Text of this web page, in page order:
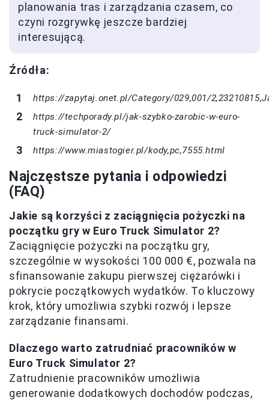
planowania tras i zarządzania czasem, co
czyni rozgrywkę jeszcze bardziej
interesującą.
Źródła:
https://zapytaj.onet.pl/Category/029,001/
https://techporady.pl/jak-szybko-zarobic-w-euro-
truck-simulator-2/
https://www.miastogier.pl/kody,pc,7555.html
Najczęstsze pytania i odpowiedzi
(FAQ)
Jakie są korzyści z zaciągnięcia pożyczki na
początku gry w Euro Truck Simulator 2?
Zaciągnięcie pożyczki na początku gry,
szczególnie w wysokości 100 000 €, pozwala na
sfinansowanie zakupu pierwszej ciężarówki i
pokrycie początkowych wydatków. To kluczowy
krok, który umożliwia szybki rozwój i lepsze
zarządzanie finansami.
Dlaczego warto zatrudniać pracowników w
Euro Truck Simulator 2?
Zatrudnienie pracowników umożliwia
generowanie dodatkowych dochodów podczas,